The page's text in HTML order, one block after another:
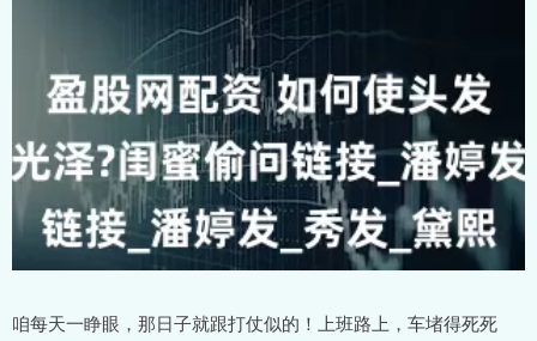
咱每天一睁眼，那日子就跟打仗似的！上班路上，车堵得死死